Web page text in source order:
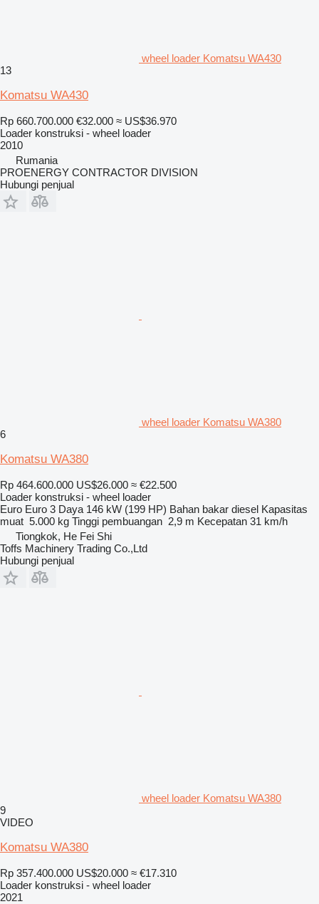
wheel loader Komatsu WA430
13
Komatsu WA430
Rp 660.700.000 €32.000 ≈ US$36.970
Loader konstruksi - wheel loader
2010
Rumania
PROENERGY CONTRACTOR DIVISION
Hubungi penjual
wheel loader Komatsu WA380
6
Komatsu WA380
Rp 464.600.000 US$26.000 ≈ €22.500
Loader konstruksi - wheel loader
Euro Euro 3 Daya 146 kW (199 HP) Bahan bakar diesel Kapasitas
muat 5.000 kg Tinggi pembuangan 2,9 m Kecepatan 31 km/h
Tiongkok, He Fei Shi
Toffs Machinery Trading Co.,Ltd
Hubungi penjual
wheel loader Komatsu WA380
9
VIDEO
Komatsu WA380
Rp 357.400.000 US$20.000 ≈ €17.310
Loader konstruksi - wheel loader
2021